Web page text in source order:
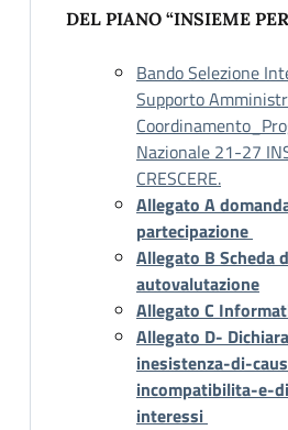
DEL PIANO “INSIEME
Bando Selezione
Supporto
Nazionale 21-27
CRESCERE.
Allegato A
partecipazione
Allegato B Scheda
autovalutazione
Allegato C
Allegato D-
inesistenza-di-
incompatibilita-e-
interessi